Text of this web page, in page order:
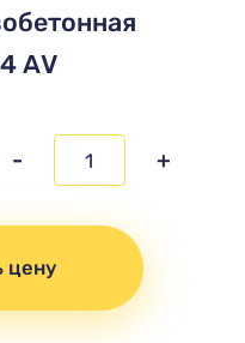
АV
- +
цену